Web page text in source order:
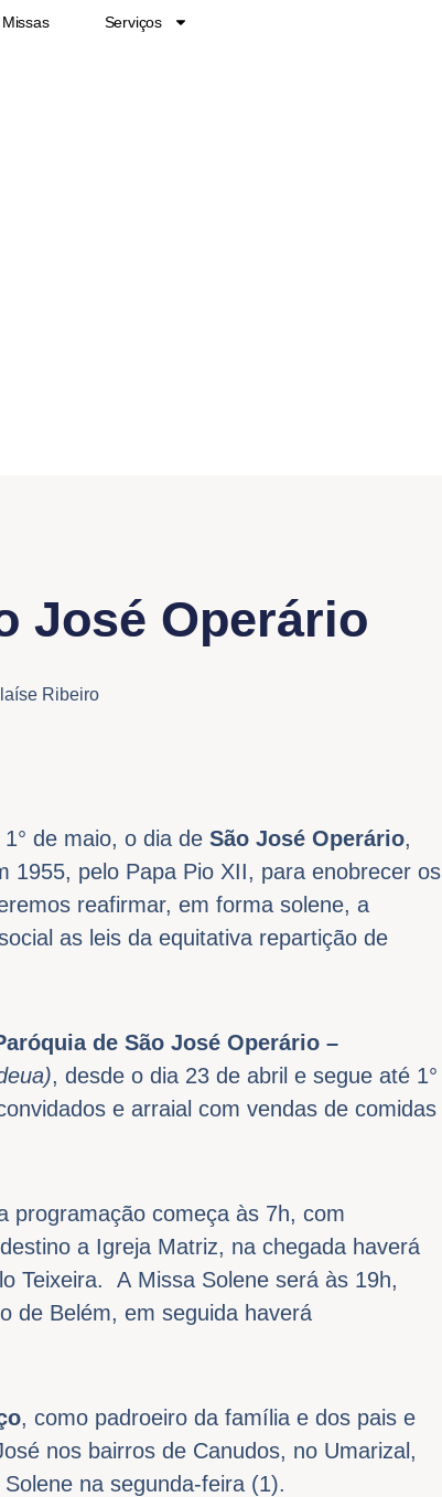
Serviços
José Operário
Ribeiro
de maio, o dia de São José Operário,
1955, pelo Papa Pio XII, para enobrecer os
reafirmar, em forma solene, a
as leis da equitativa repartição de
de São José Operário –
, desde o dia 23 de abril e segue até 1°
e arraial com vendas de comidas
programação começa às 7h, com
a Igreja Matriz, na chegada haverá
Teixeira. A Missa Solene será às 19h,
de Belém, em seguida haverá
, como padroeiro da família e dos pais e
nos bairros de Canudos, no Umarizal,
na segunda-feira (1).